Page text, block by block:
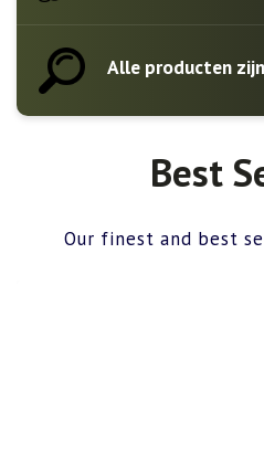
Alle producten
Best
Our finest and best